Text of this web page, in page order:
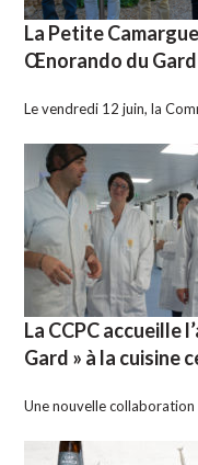
La Petite
Œnorando du Gard
Le vendredi 12 juin, la
La CCPC accueille
Gard » à la cuisine
Une nouvelle